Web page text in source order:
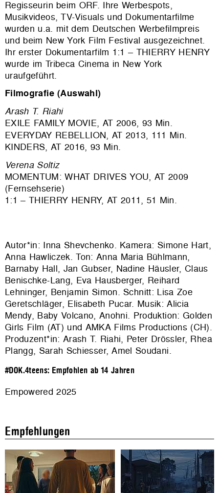
Regisseurin beim ORF. Ihre Werbespots,
Musikvideos, TV-Visuals und Dokumentarfilme
wurden u.a. mit dem Deutschen Werbefilmpreis
und beim New York Film Festival ausgezeichnet.
Ihr erster Dokumentarfilm 1:1 – THIERRY HENRY
wurde im Tribeca Cinema in New York
uraufgeführt.
Filmografie (Auswahl)
Arash T. Riahi
EXILE FAMILY MOVIE, AT 2006, 93 Min.
EVERYDAY REBELLION, AT 2013, 111 Min.
KINDERS, AT 2016, 93 Min.
Verena Soltiz
MOMENTUM: WHAT DRIVES YOU, AT 2009
(Fernsehserie)
1:1 – THIERRY HENRY, AT 2011, 51 Min.
Autor*in: Inna Shevchenko. Kamera: Simone Hart,
Anna Hawliczek. Ton: Anna Maria Bühlmann,
Barnaby Hall, Jan Gubser, Nadine Häusler, Claus
Benischke-Lang, Eva Hausberger, Reihard
Lehninger, Benjamin Simon. Schnitt: Lisa Zoe
Geretschläger, Elisabeth Pucar. Musik: Alicia
Mendy, Baby Volcano, Anohni. Produktion: Golden
Girls Film (AT) und AMKA Films Productions (CH).
Produzent*in: Arash T. Riahi, Peter Drössler, Rhea
Plangg, Sarah Schiesser, Amel Soudani.
#DOK.4teens: Empfohlen ab 14 Jahren
Empowered 2025
Empfehlungen